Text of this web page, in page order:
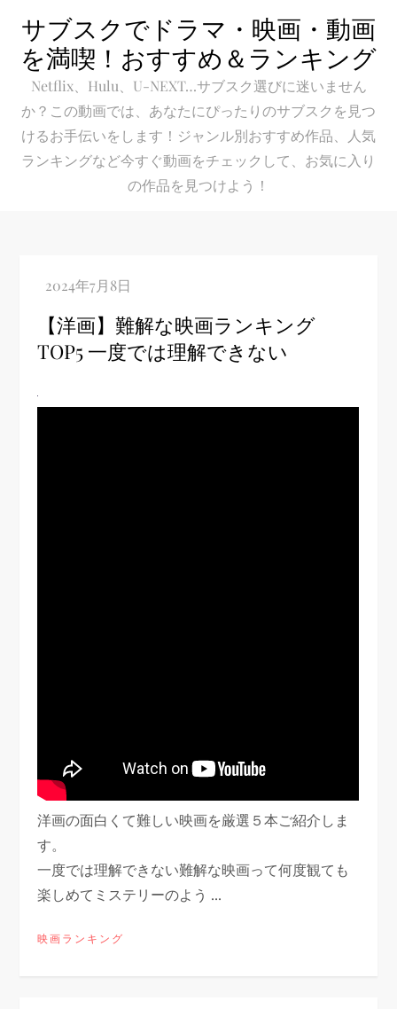
content
サブスクでドラマ・映画・動画
を満喫！おすすめ＆ランキング
Netflix、Hulu、U-NEXT…サブスク選びに迷いません
か？この動画では、あなたにぴったりのサブスクを見つ
けるお手伝いをします！ジャンル別おすすめ作品、人気
ランキングなど今すぐ動画をチェックして、お気に入り
の作品を見つけよう！
【洋画】難解な映画ランキング
TOP5 一度では理解できない
洋画の面白くて難しい映画を厳選５本ご紹介しま
す。
一度では理解できない難解な映画って何度観ても
楽しめてミステリーのよう ...
映画ランキング